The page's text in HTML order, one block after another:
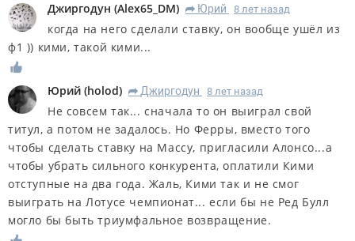
Джиргодун (Alex65_DM) R Юрий 8 лет назад
когда на него сделали ставку, он вообще ушёл из
ф1 )) кими, такой кими...
Юрий (holod) R Джиргодун 8 лет назад
Не совсем так... сначала то он выиграл свой
титул, а потом не задалось. Но Ферры, вместо того
чтобы сделать ставку на Массу, пригласили Алонсо...а
чтобы убрать сильного конкурента, оплатили Кими
отступные на два года. Жаль, Кими так и не смог
выиграть на Лотусе чемпионат... если бы не Ред Булл
могло бы быть триумфальное возвращение.